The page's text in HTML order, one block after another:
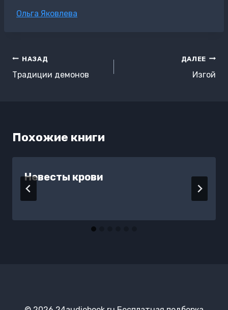
Метки
Ольга Яковлева
Навигация
по
НАЗАД
Традиции демонов
ДАЛЕЕ
Изгой
Похожие книги
Невесты крови